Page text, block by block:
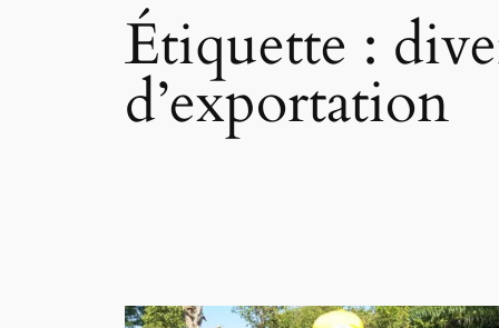
Étiquette :
d’exportation